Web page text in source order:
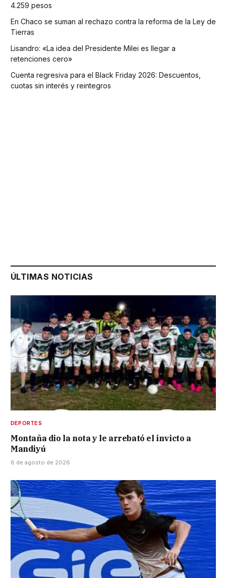
4.259 pesos
En Chaco se suman al rechazo contra la reforma de la Ley de
Tierras
Lisandro: «La idea del Presidente Milei es llegar a
retenciones cero»
Cuenta regresiva para el Black Friday 2026: Descuentos,
cuotas sin interés y reintegros
ÚLTIMAS NOTICIAS
DEPORTES
Montaña dio la nota y le arrebató el invicto a
Mandiyú
6 de agosto de 2026